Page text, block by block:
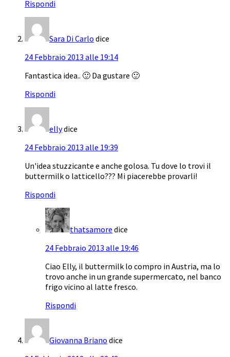
Rispondi
Sara Di Carlo dice
24 Febbraio 2013 alle 19:14
Fantastica idea.. 🙂 Da gustare 🙂
Rispondi
ellydice
24 Febbraio 2013 alle 19:39
Un'idea stuzzicante e anche golosa. Tu dove lo trovi il
buttermilk o latticello??? Mi piacerebbe provarli!
Rispondi
thatsamore dice
24 Febbraio 2013 alle 19:46
Ciao Elly, il buttermilk lo compro in Austria, ma lo
trovo anche in un grande supermercato, nel banco
frigo vicino al latte fresco.
Rispondi
Giovanna Briano dice